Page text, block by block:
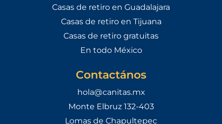
Casas de retiro en Guadalajara
Casas de retiro en Tijuana
Casas de retiro gratuitas
En todo México
Contactános
hola@canitas.mx
Monte Elbruz 132-403
Lomas de Chapultepec